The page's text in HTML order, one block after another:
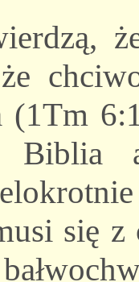
(1Tm
Biblia
się